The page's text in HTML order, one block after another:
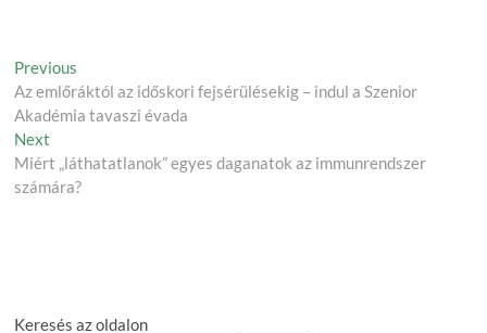
Post
navigation
Previous
post:
Az emlőráktól az időskori fejsérülésekig – indul a Szenior
Akadémia tavaszi évada
Next
post:
Miért „láthatatlanok” egyes daganatok az immunrendszer
számára?
Keresés az oldalon